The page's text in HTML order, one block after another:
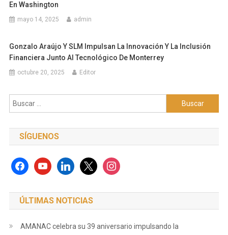
En Washington
mayo 14, 2025 admin
Gonzalo Araújo Y SLM Impulsan La Innovación Y La Inclusión
Financiera Junto Al Tecnológico De Monterrey
octubre 20, 2025 Editor
Buscar:
SÍGUENOS
facebookyoutubelinkedinx instagram
ÚLTIMAS NOTICIAS
AMANAC celebra su 39 aniversario impulsando la